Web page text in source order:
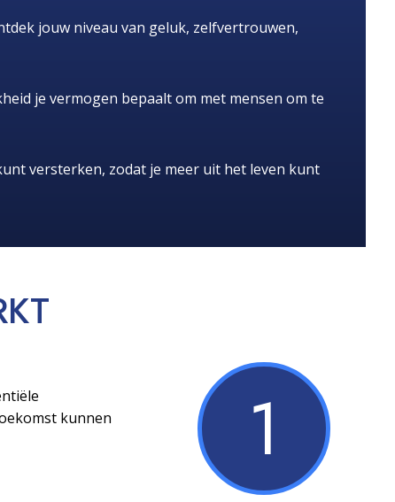
jouw niveau van geluk, zelfvertrouwen,
je vermogen bepaalt om met mensen om te
versterken, zodat je meer uit het leven kunt
kunnen
1